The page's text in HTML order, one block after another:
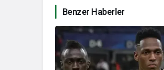
Benzer Haberler